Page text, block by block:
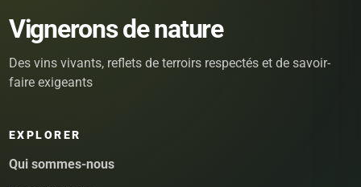
Vignerons de nature
Des vins vivants, reflets de terroirs respectés et de savoir-
faire exigeants
EXPLORER
Qui sommes-nous